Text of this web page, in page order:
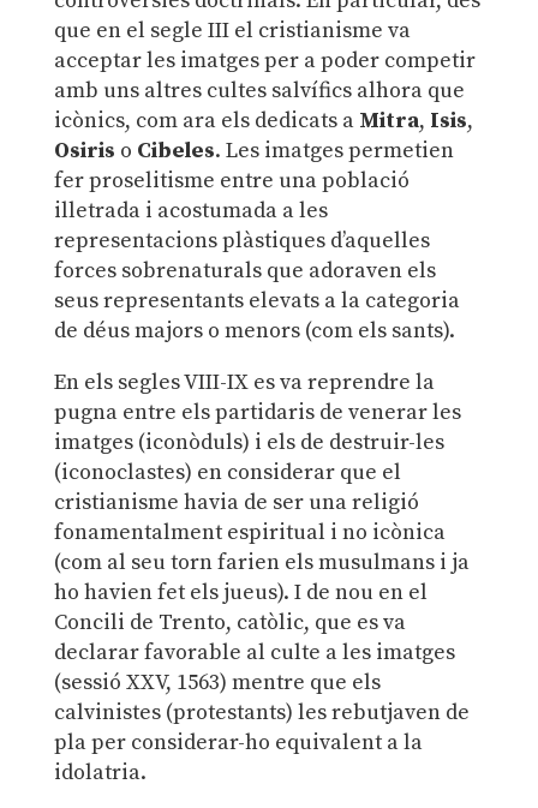
que en el segle III el cristianisme va
acceptar les imatges per a poder competir
amb uns altres cultes salvífics alhora que
icònics, com ara els dedicats a Mitra, Isis,
Osiris o Cibeles. Les imatges permetien
fer proselitisme entre una població
illetrada i acostumada a les
representacions plàstiques d’aquelles
forces sobrenaturals que adoraven els
seus representants elevats a la categoria
de déus majors o menors (com els sants).
En els segles VIII-IX es va reprendre la
pugna entre els partidaris de venerar les
imatges (iconòduls) i els de destruir-les
(iconoclastes) en considerar que el
cristianisme havia de ser una religió
fonamentalment espiritual i no icònica
(com al seu torn farien els musulmans i ja
ho havien fet els jueus). I de nou en el
Concili de Trento, catòlic, que es va
declarar favorable al culte a les imatges
(sessió XXV, 1563) mentre que els
calvinistes (protestants) les rebutjaven de
pla per considerar-ho equivalent a la
idolatria.